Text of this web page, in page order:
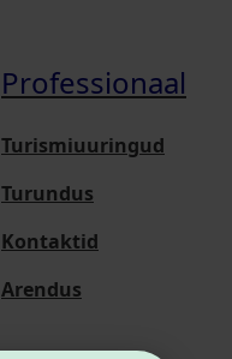
Professionaal
Turismiuuringud
Turundus
Kontaktid
Arendus